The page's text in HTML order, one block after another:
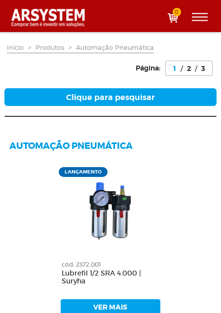
0
Início > Produtos > Automação Pneumática
Página: 1 / 2 / 3
Clique para pesquisar
AUTOMAÇÃO PNEUMÁTICA
LANÇAMENTO
cód: 2372.001
Lubrefil 1/2 SRA 4.000 |
Suryha
VER MAIS